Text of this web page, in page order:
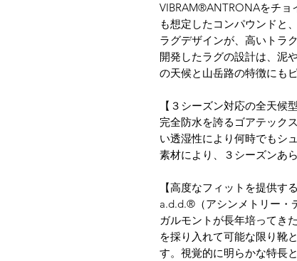
VIBRAM®ANTRONAをチョ
も想定したコンパウンドと
ラグデザインが、高いトラ
開発したラグの設計は、泥
の天候と山岳路の特徴にも
【３シーズン対応の全天候
完全防水を誇るゴアテック
い透湿性により何時でもシ
素材により、３シーズンあ
【高度なフィットを提供す
a.d.d.®（アシンメトリー・
ガルモントが長年培ってき
を採り入れて可能な限り靴
す。視覚的に明らかな特長